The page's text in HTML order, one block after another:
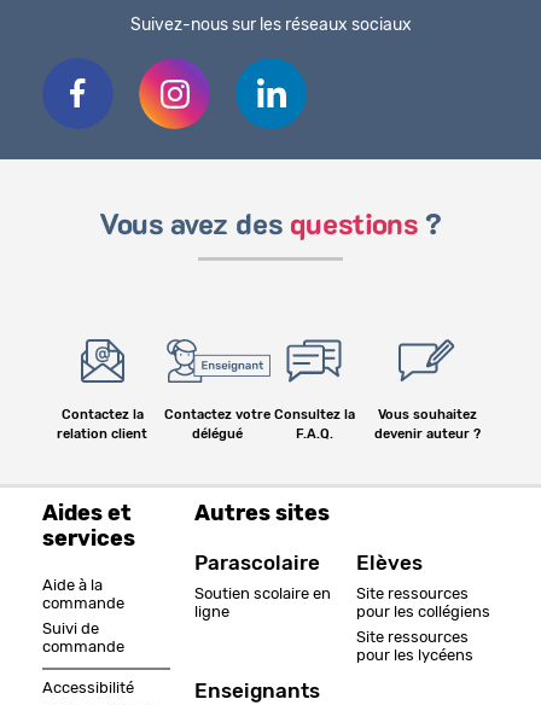
Suivez-nous sur les réseaux sociaux
Vous avez des questions ?
Contactez la
relation client
Contactez votre
délégué
Consultez la
F.A.Q.
Vous souhaitez
devenir auteur ?
Aides et
services
Aide à la
commande
Suivi de
commande
Accessibilité
Autres sites
Parascolaire
Soutien scolaire en
ligne
Enseignants
Elèves
Site ressources
pour les collégiens
Site ressources
pour les lycéens